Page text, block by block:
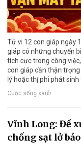
Tử vi 12 con giáp ngày
giáp có những chuyển
tích cực trong công
con giáp cần thận
lý hoặc thị phi phát sinh
Cuộc sống xanh
Vĩnh Long: Đề
chống sạt lở